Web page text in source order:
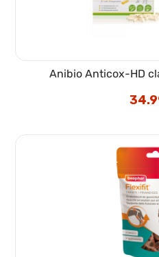
Anibio Anticox-HD